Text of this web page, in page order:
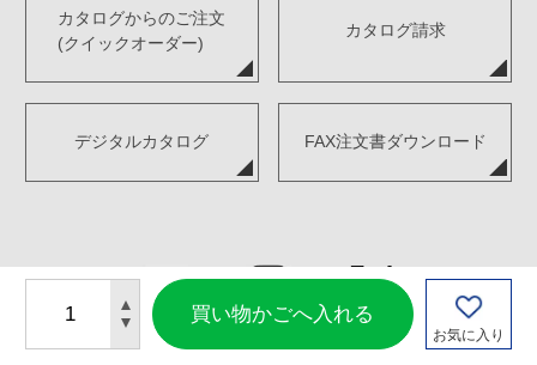
お気に入り
カタログからのご注文
(クイックオーダー)
カタログ請求
デジタルカタログ FAX注文書ダウンロード